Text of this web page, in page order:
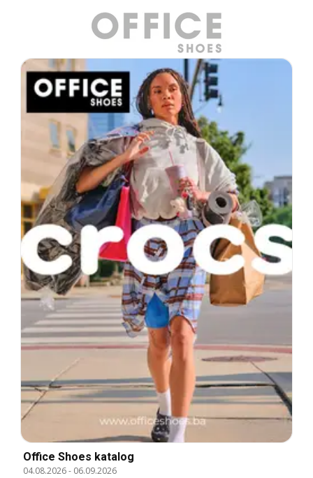
Office Shoes katalog
04.08.2026- 06.09.2026